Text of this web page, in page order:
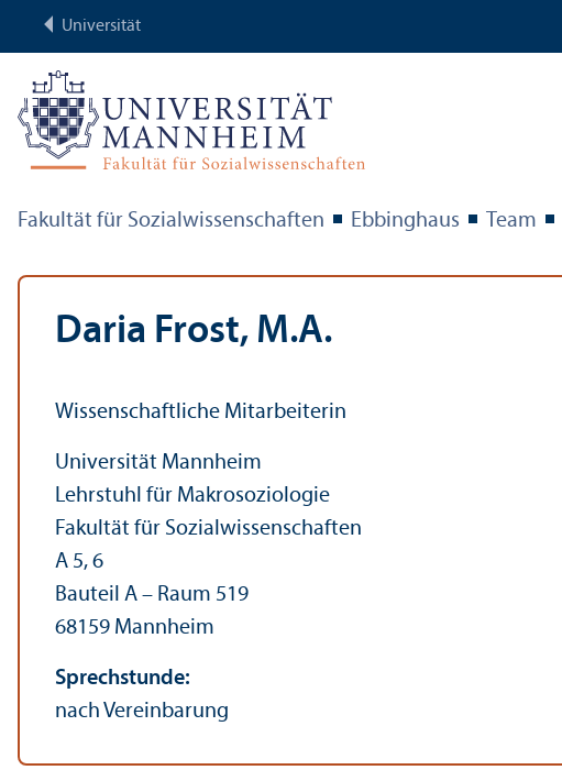
Universität
Fakultät für Sozial­wissenschaften Ebbinghaus Team
Daria Frost, M.A.
Wissenschaft­liche Mitarbeiterin
Universität Mannheim
Lehr­stuhl für Makrosoziologie
Fakultät für Sozial­wissenschaften
A 5, 6
Bauteil A – Raum 519
68159 Mannheim
Sprechstunde:
nach Vereinbarung